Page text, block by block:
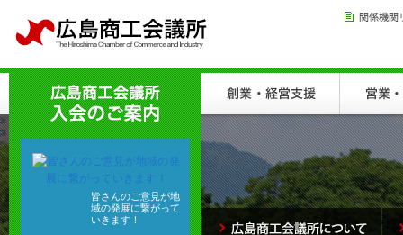
皆さんのご意見が地
域の発展に繋がって
いきます！